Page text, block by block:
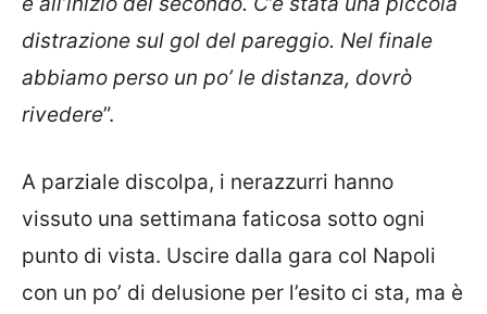
distrazione sul gol del pareggio. Nel finale
abbiamo perso un po’ le distanza, dovrò
rivedere”.
A parziale discolpa, i nerazzurri hanno
vissuto una settimana faticosa sotto ogni
punto di vista. Uscire dalla gara col Napoli
con un po’ di delusione per l’esito ci sta, ma è